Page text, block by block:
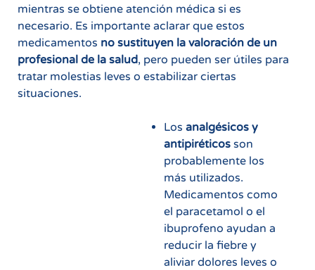
mientras se obtiene atención médica si es
necesario. Es importante aclarar que estos
medicamentos no sustituyen la valoración de un
profesional de la salud, pero pueden ser útiles para
tratar molestias leves o estabilizar ciertas
situaciones.
Los analgésicos y
antipiréticosson
probablemente los
más utilizados.
Medicamentos como
el paracetamol o el
ibuprofeno ayudan a
reducir la fiebre y
aliviar dolores leves o